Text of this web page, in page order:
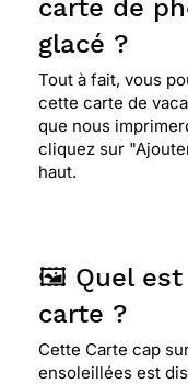
carte de
glacé ?
Tout à fait, vous
cette carte de
que nous
cliquez sur
haut.
🖼️ Quel est
carte ?
Cette Carte cap
ensoleillées est